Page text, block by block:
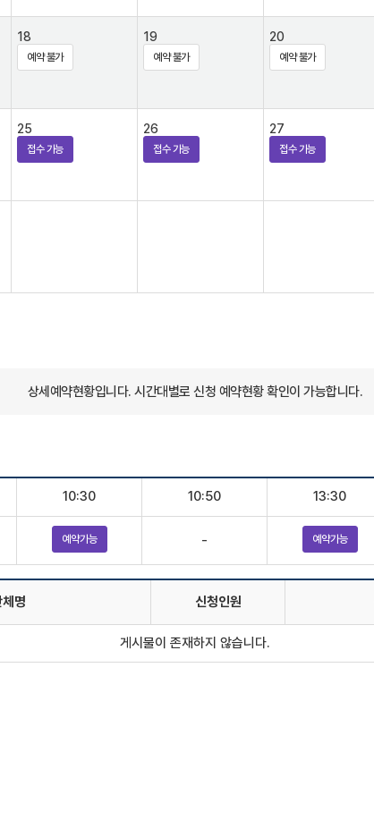
18
예약 불가
19
예약 불가
20
예약 불가
25
접수 가능
26
접수 가능
27
접수 가능
상세예약현황입니다. 시간대별로 신청 예약현황 확인이 가능합니다.
10:30 10:50 13:30
예약가능 - 예약가능
명 신청인원
게시물이 존재하지 않습니다.